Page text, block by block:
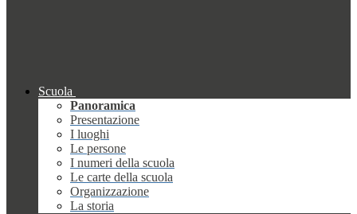
Scuola
Panoramica
Presentazione
I luoghi
Le persone
I numeri della scuola
Le carte della scuola
Organizzazione
La storia